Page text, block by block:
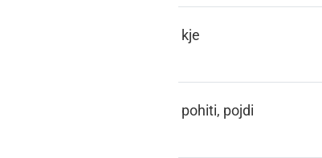
kje
pohiti, pojdi